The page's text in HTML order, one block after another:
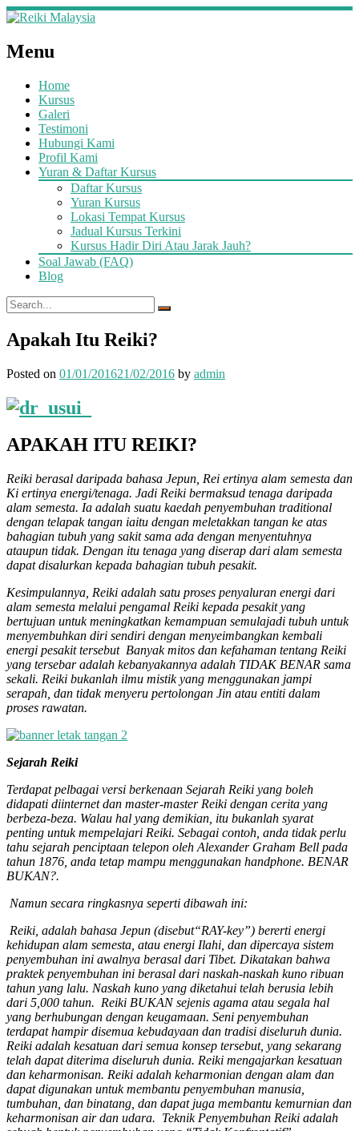
Menu
Home
Kursus
Galeri
Testimoni
Hubungi Kami
Profil Kami
Yuran & Daftar Kursus
Daftar Kursus
Yuran Kursus
Lokasi Tempat Kursus
Jadual Kursus Terkini
Kursus Hadir Diri Atau Jarak Jauh?
Soal Jawab (FAQ)
Blog
Apakah Itu Reiki?
Posted on 01/01/201621/02/2016 by admin
APAKAH ITU REIKI?
Reiki berasal daripada bahasa Jepun, Rei ertinya alam semesta dan
Ki ertinya energi/tenaga. Jadi Reiki bermaksud tenaga daripada
alam semesta. Ia adalah suatu kaedah penyembuhan traditional
dengan telapak tangan iaitu dengan meletakkan tangan ke atas
bahagian tubuh yang sakit sama ada dengan menyentuhnya
ataupun tidak. Dengan itu tenaga yang diserap dari alam semesta
dapat disalurkan kepada bahagian tubuh pesakit.
Kesimpulannya, Reiki adalah satu proses penyaluran energi dari
alam semesta melalui pengamal Reiki kepada pesakit yang
bertujuan untuk meningkatkan kemampuan semulajadi tubuh untuk
menyembuhkan diri sendiri dengan menyeimbangkan kembali
energi pesakit tersebut Banyak mitos dan kefahaman tentang Reiki
yang tersebar adalah kebanyakannya adalah TIDAK BENAR sama
sekali. Reiki bukanlah ilmu mistik yang menggunakan jampi
serapah, dan tidak menyeru pertolongan Jin atau entiti dalam
proses rawatan.
Sejarah Reiki
Terdapat pelbagai versi berkenaan Sejarah Reiki yang boleh
didapati diinternet dan master-master Reiki dengan cerita yang
berbeza-beza. Walau hal yang demikian, itu bukanlah syarat
penting untuk mempelajari Reiki. Sebagai contoh, anda tidak perlu
tahu sejarah penciptaan telepon oleh Alexander Graham Bell pada
tahun 1876, anda tetap mampu menggunakan handphone. BENAR
BUKAN?.
Namun secara ringkasnya seperti dibawah ini:
Reiki, adalah bahasa Jepun (disebut“RAY-key”) bererti energi
kehidupan alam semesta, atau energi Ilahi, dan dipercaya sistem
penyembuhan ini awalnya berasal dari Tibet. Dikatakan bahwa
praktek penyembuhan ini berasal dari naskah-naskah kuno ribuan
tahun yang lalu. Naskah kuno yang diketahui telah berusia lebih
dari 5,000 tahun. Reiki BUKAN sejenis agama atau segala hal
yang berhubungan dengan keugamaan. Seni penyembuhan
terdapat hampir disemua kebudayaan dan tradisi diseluruh dunia.
Reiki adalah kesatuan dari semua konsep tersebut, yang sekarang
telah dapat diterima diseluruh dunia. Reiki mengajarkan kesatuan
dan keharmonisan. Reiki adalah keharmonian dengan alam dan
dapat digunakan untuk membantu penyembuhan manusia,
tumbuhan, dan binatang, dan dapat juga membantu kemurnian dan
keharmonisan air dan udara. Teknik Penyembuhan Reiki adalah